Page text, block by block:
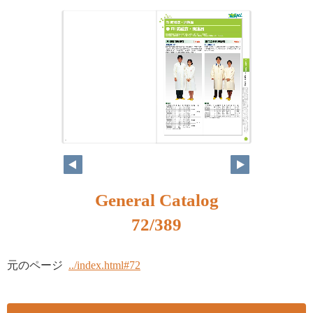
57
56
General Catalog
72/389
元のページ ../index.html#72